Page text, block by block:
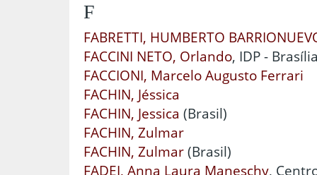
F
FABRETTI, HUMBERTO
FACCINI NETO, Orlando, IDP -
FACCIONI, Marcelo Augusto Ferrari
FACHIN, Jéssica
FACHIN, Jessica (Brasil)
FACHIN, Zulmar
FACHIN, Zulmar(Brasil)
FADEI, Anna Laura Maneschy,